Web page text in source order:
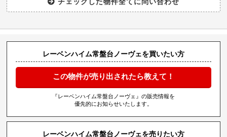
レーベンハイム常盤台ノーヴェを買いたい方
この物件が売り出されたら教えて！
『レーベンハイム常盤台ノーヴェ』の販売情報を
優先的にお知らせいたします。
レーベンハイム常盤台ノーヴェを売りたい方